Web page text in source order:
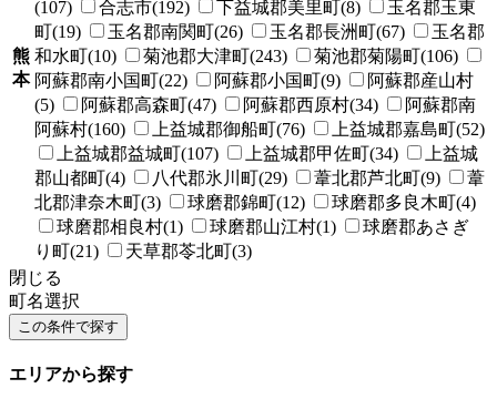
熊
本
(107)
合志市(192) 下益城郡美里町(8)
玉名郡玉東
町(19)
玉名郡南関町(26) 玉名郡長洲町(67)
玉名郡
和水町(10)
菊池郡大津町(243)
菊池郡菊陽町(106)
阿蘇郡南小国町(22)
阿蘇郡小国町(9)
阿蘇郡産山村
(5)
阿蘇郡高森町(47) 阿蘇郡西原村(34)
阿蘇郡南
阿蘇村(160)
上益城郡御船町(76)
上益城郡嘉島町(52)
上益城郡益城町(107)
上益城郡甲佐町(34)
上益城
郡山都町(4)
八代郡氷川町(29) 葦北郡芦北町(9)
葦
北郡津奈木町(3)
球磨郡錦町(12)
球磨郡多良木町(4)
球磨郡相良村(1)
球磨郡山江村(1)
球磨郡あさぎ
り町(21)
天草郡苓北町(3)
閉じる
町名選択
エリアから探す